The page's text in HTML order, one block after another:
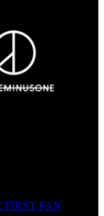
FIRST FAN